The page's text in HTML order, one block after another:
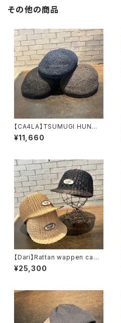
その他の商品
【CA4LA】TSUMUGI HUN
ハンチング ZKN027
23
¥11,660
【Dari】Rattan wappen cap
¥25,300